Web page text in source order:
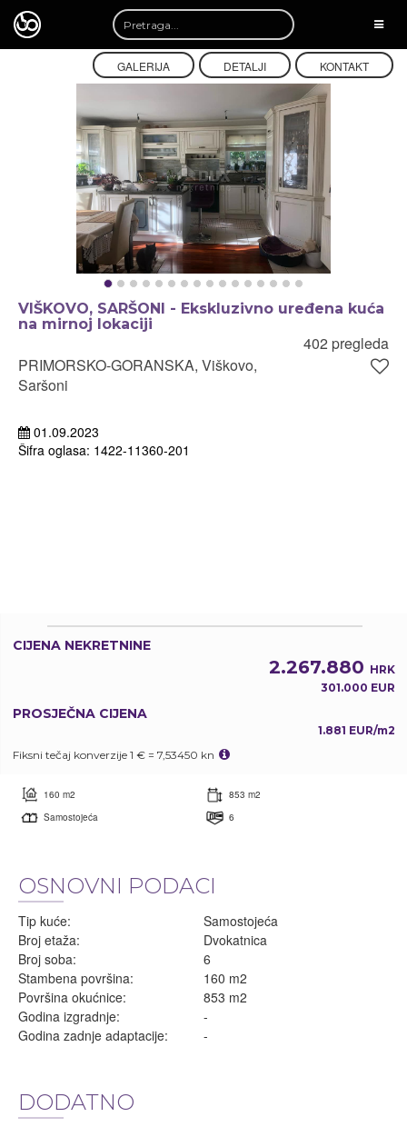
GALERIJA DETALJI KONTAKT
VIŠKOVO, SARŠONI - Ekskluzivno uređena kuća
na mirnoj lokaciji
402 pregleda
PRIMORSKO-GORANSKA, Viškovo,
Saršoni
01.09.2023
Šifra oglasa: 1422-11360-201
CIJENA NEKRETNINE
2.267.880 HRK
301.000 EUR
PROSJEČNA CIJENA
1.881 EUR/m2
Fiksni tečaj konverzije 1 € = 7,53450 kn
160 m2
853 m2
Samostojeća
6
OSNOVNI PODACI
Tip kuće:
Samostojeća
Broj etaža:
Dvokatnica
Broj soba:
6
Stambena površina:
160 m2
Površina okućnice:
853 m2
Godina izgradnje:
-
Godina zadnje adaptacije:
-
DODATNO